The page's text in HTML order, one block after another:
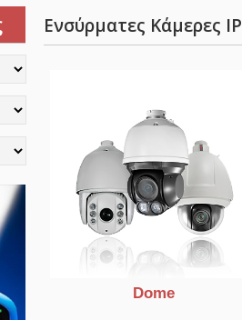
Ενσύρματες Κάμερες IP
Dome